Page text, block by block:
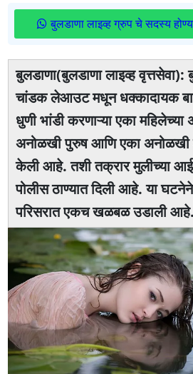
बुलडाणा लाइव्ह ग्रुप चे सदस्य
बुलडाणा(बुलडाणा लाइव्ह वृत्तसेवा):
चांडक लेआउट मधून धक्कादायक
धुणी भांडी करणाऱ्या एका
अनोळखी पुरुष आणि एका अनोळखी
केली आहे. तशी तक्रार मुलीच्या
पोलीस ठाण्यात दिली आहे. या
परिसरात एकच खळबळ उडाली